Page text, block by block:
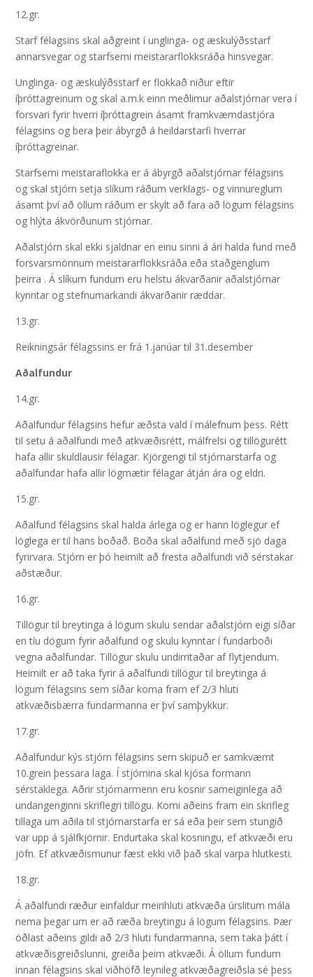
12.gr.
Starf félagsins skal aðgreint í unglinga- og æskulýðsstarf
annarsvegar og starfsemi meistararflokksráða hinsvegar.
Unglinga- og æskulýðsstarf er flokkað niður eftir
íþróttagreinum og skal a.m.k einn meðlimur aðalstjórnar vera í
forsvari fyrir hverri íþróttagrein ásamt framkvæmdastjóra
félagsins og bera þeir ábyrgð á heildarstarfi hverrar
íþróttagreinar.
Starfsemi meistaraflokka er á ábyrgð aðalstjórnar félagsins
og skal stjórn setja slíkum ráðum verklags- og vinnureglum
ásamt því að öllum ráðum er skylt að fara að lögum félagsins
og hlýta ákvörðunum stjórnar.
Aðalstjórn skal ekki sjaldnar en einu sinni á ári halda fund með
forsvarsmönnum meistararflokksráða eða staðgenglum
þeirra . Á slíkum fundum eru helstu ákvarðanir aðalstjórnar
kynntar og stefnumarkandi ákvarðanir ræddar.
13.gr.
Reikningsár félagssins er frá 1.janúar til 31.desember
Aðalfundur
14.gr.
Aðalfundur félagsins hefur æðsta vald í málefnum þess. Rétt
til setu á aðalfundi með atkvæðisrétt, málfrelsi og tillögurétt
hafa allir skuldlausir félagar. Kjörgengi til stjórnarstarfa og
aðalfundar hafa allir lögmætir félagar átján ára og eldri.
15.gr.
Aðalfund félagsins skal halda árlega og er hann löglegur ef
löglega er til hans boðað. Boða skal aðalfund með sjö daga
fyrirvara. Stjórn er þó heimilt að fresta aðalfundi við sérstakar
aðstæður.
16.gr.
Tillögur til breytinga á lögum skulu sendar aðalstjórn eigi síðar
en tíu dögum fyrir aðalfund og skulu kynntar í fundarboði
vegna aðalfundar. Tillögur skulu undirritaðar af flytjendum.
Heimilt er að taka fyrir á aðalfundi tillögur til breytinga á
lögum félagsins sem síðar koma fram ef 2/3 hluti
atkvæðisbærra fundarmanna er því samþykkur.
17.gr.
Aðalfundur kýs stjórn félagsins sem skipuð er samkvæmt
10.grein þessara laga. Í stjórnina skal kjósa formann
sérstaklega. Aðrir stjórnarmenn eru kosnir sameiginlega að
undangenginni skriflegri tillögu. Komi aðeins fram ein skrifleg
tillaga um aðila til stjórnarstarfa er sá eða þeir sem stungið
var upp á sjálfkjörnir. Endurtaka skal kosningu, ef atkvæði eru
jöfn. Ef atkvæðismunur fæst ekki við það skal varpa hlutkesti.
18.gr.
Á aðalfundi ræður einfaldur meirihluti atkvæða úrslitum mála
nema þegar um er að ræða breytingu á lögum félagsins. Þær
öðlast aðeins gildi að 2/3 hluti fundarmanna, sem taka þátt í
atkvæðisgreiðslunni, greiða þeim atkvæði. Á öllum fundum
innan félagsins skal viðhöfð leynileg atkvæðagreiðsla sé þess